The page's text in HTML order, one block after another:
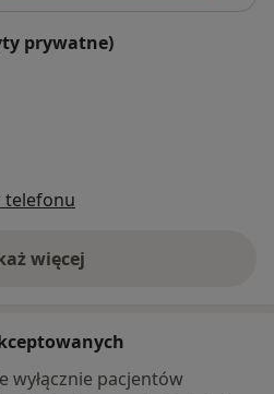
prywatne)
telefonu
więcej
o adresie
wyłącznie pacjentów